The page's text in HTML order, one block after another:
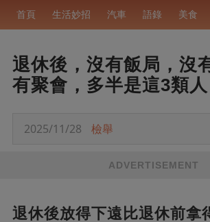
首頁 生活妙招 汽車 語錄 美食
退休後，沒有飯局，沒
有聚會，多半是這3類人
2025/11/28 檢舉
ADVERTISEMENT
退休後放得下遠比退休前拿